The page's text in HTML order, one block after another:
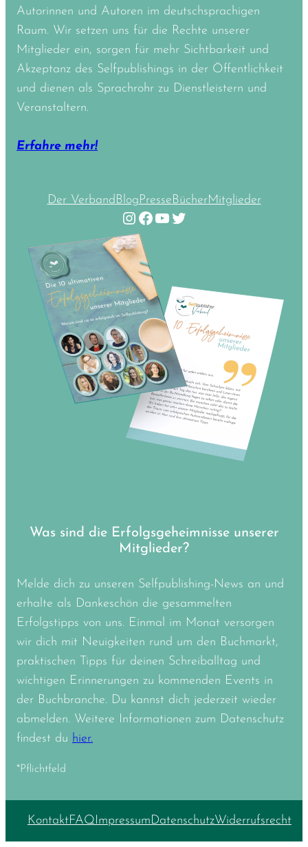
Autorinnen und Autoren im deutschsprachigen
Raum. Wir setzen uns für die Rechte unserer
Mitglieder ein, sorgen für mehr Sichtbarkeit und
Akzeptanz des Selfpublishings in der Öffentlichkeit
und dienen als Sprachrohr zu Dienstleistern und
Veranstaltern.
Erfahre mehr!
Der VerbandBlogPresseBücherMitglieder
Instagram Facebook YouTube Twitter
Was sind die Erfolgsgeheimnisse unserer
Mitglieder?
Melde dich zu unseren Selfpublishing-News an und
erhalte als Dankeschön die gesammelten
Erfolgstipps von uns. Einmal im Monat versorgen
wir dich mit Neuigkeiten rund um den Buchmarkt,
praktischen Tipps für deinen Schreiballtag und
wichtigen Erinnerungen zu kommenden Events in
der Buchbranche. Du kannst dich jederzeit wieder
abmelden. Weitere Informationen zum Datenschutz
findest du hier.
*Pflichtfeld
KontaktFAQImpressumDatenschutzWiderrufsrecht